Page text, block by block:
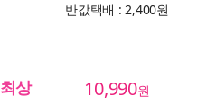
반값택배 : 2,400원
최상 10,990원